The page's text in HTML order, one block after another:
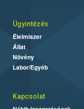
Ügyintézés
Élelmiszer
Állat
Növény
Labor/Egyéb
Kapcsolat